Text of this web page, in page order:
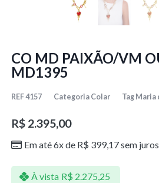
CO MD PAIXÃO/VM
MD1395
REF4157 Categoria Colar Tag Maria
R$2.395,00
Em até 6x de R$ 399,17sem juros
À vista R$ 2.275,25